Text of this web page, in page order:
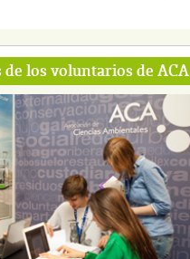
de los voluntarios de ACA